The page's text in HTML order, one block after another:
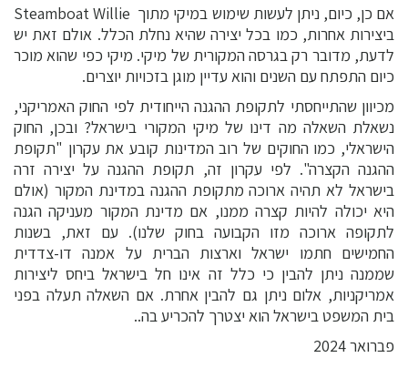
אם כן, כיום, ניתן לעשות שימוש במיקי מתוך Steamboat Willie
ביצירות אחרות, כמו בכל יצירה שהיא נחלת הכלל. אולם זאת יש
לדעת, מדובר רק בגרסה המקורית של מיקי. מיקי כפי שהוא מוכר
כיום התפתח עם השנים והוא עדיין מוגן בזכויות יוצרים.
מכיוון שהתייחסתי לתקופת ההגנה הייחודית לפי החוק האמריקני,
נשאלת השאלה מה דינו של מיקי המקורי בישראל? ובכן, החוק
הישראלי, כמו החוקים של רוב המדינות קובע את עקרון "תקופת
ההגנה הקצרה". לפי עקרון זה, תקופת ההגנה על יצירה זרה
בישראל לא תהיה ארוכה מתקופת ההגנה במדינת המקור (אולם
היא יכולה להיות קצרה ממנו, אם מדינת המקור מעניקה הגנה
לתקופה ארוכה מזו הקבועה בחוק שלנו). עם זאת, בשנות
החמישים חתמו ישראל וארצות הברית על אמנה דו-צדדית
שממנה ניתן להבין כי כלל זה אינו חל בישראל ביחס ליצירות
אמריקניות, אלום ניתן גם להבין אחרת. אם השאלה תעלה בפני
בית המשפט בישראל הוא יצטרך להכריע בה..
פברואר 2024